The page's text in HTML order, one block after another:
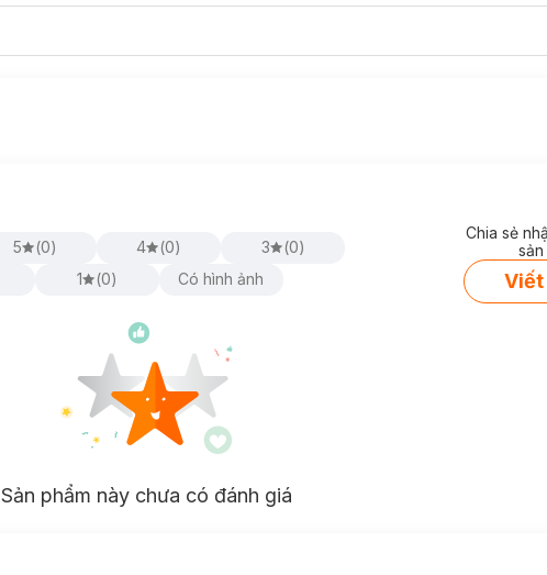
5 (0) 4 (0) 3 (0)
1 (0) Có hình ảnh
Chia sẻ
Viết
Sản phẩm này chưa có đánh giá